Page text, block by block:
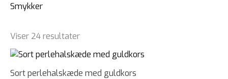
Smykker
Viser 24 resultater
Sort perlehalskæde med guldkors